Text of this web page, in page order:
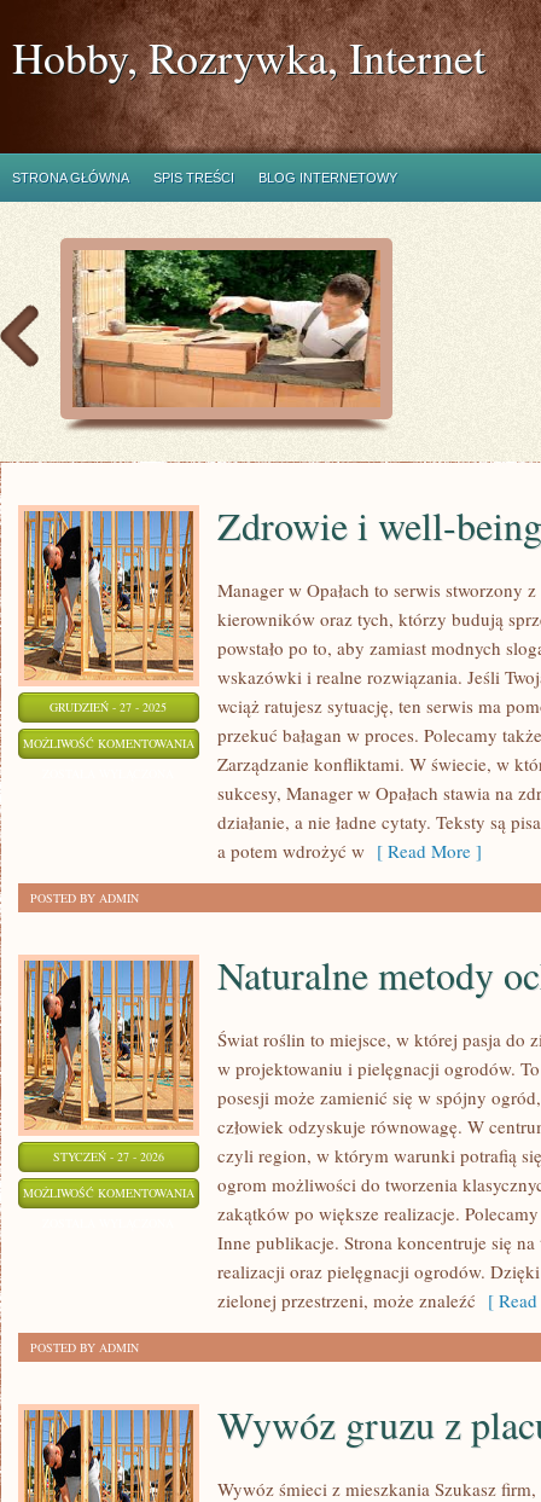
Hobby, Rozrywka, Internet
STRONA GŁÓWNA SPIS TREŚCI BLOG INTERNETOWY
GRUDZIEŃ - 27 - 2025
MOŻLIWOŚĆ KOMENTOWANIA ZDROWIE
WELL-
BEING
Zdrowie i well-
Manager w Opałach to serwis stworzony
kierowników oraz tych, którzy budują
powstało po to, aby zamiast modnych
wskazówki i realne rozwiązania. Jeśli
wciąż ratujesz sytuację, ten serwis ma
przekuć bałagan w proces. Polecamy
Zarządzanie konfliktami. W świecie, w
sukcesy, Manager w Opałach stawia na
działanie, a nie ładne cytaty. Teksty są
a potem wdrożyć w [ Read More ]
POSTED BY ADMIN
STYCZEŃ - 27 - 2026
MOŻLIWOŚĆ KOMENTOWANIA NATURALNE
METODY
OCHRONY
ROŚLIN
Naturalne metody
Świat roślin to miejsce, w której pasja do
w projektowaniu i pielęgnacji ogrodów.
posesji może zamienić się w spójny
człowiek odzyskuje równowagę. W
czyli region, w którym warunki potrafią
ogrom możliwości do tworzenia
zakątków po większe realizacje.
Inne publikacje. Strona koncentruje się
realizacji oraz pielęgnacji ogrodów.
zielonej przestrzeni, może znaleźć [
POSTED BY ADMIN
Wywóz gruzu z
Wywóz śmieci z mieszkania Szukasz